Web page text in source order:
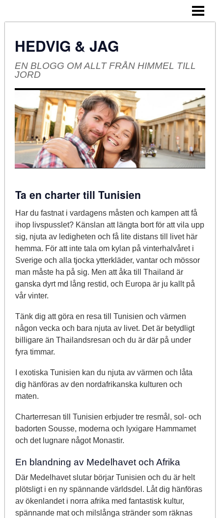
HEDVIG & JAG
EN BLOGG OM ALLT FRÅN HIMMEL TILL
JORD
Ta en charter till Tunisien
Har du fastnat i vardagens måsten och kampen att få
ihop livspusslet? Känslan att längta bort för att vila upp
sig, njuta av ledigheten och få lite distans till livet här
hemma. För att inte tala om kylan på vinterhalvåret i
Sverige och alla tjocka ytterkläder, vantar och mössor
man måste ha på sig. Men att åka till Thailand är
ganska dyrt md lång restid, och Europa är ju kallt på
vår vinter.
Tänk dig att göra en resa till Tunisien och värmen
någon vecka och bara njuta av livet. Det är betydligt
billigare än Thailandsresan och du är där på under
fyra timmar.
I exotiska Tunisien kan du njuta av värmen och låta
dig hänföras av den nordafrikanska kulturen och
maten.
Charterresan till Tunisien erbjuder tre resmål, sol- och
badorten Sousse, moderna och lyxigare Hammamet
och det lugnare något Monastir.
En blandning av Medelhavet och Afrika
Där Medelhavet slutar börjar Tunisien och du är helt
plötsligt i en ny spännande världsdel. Låt dig hänföras
av ökenlandet i norra afrika med fantastisk kultur,
spännande mat och milslånga stränder som räknas